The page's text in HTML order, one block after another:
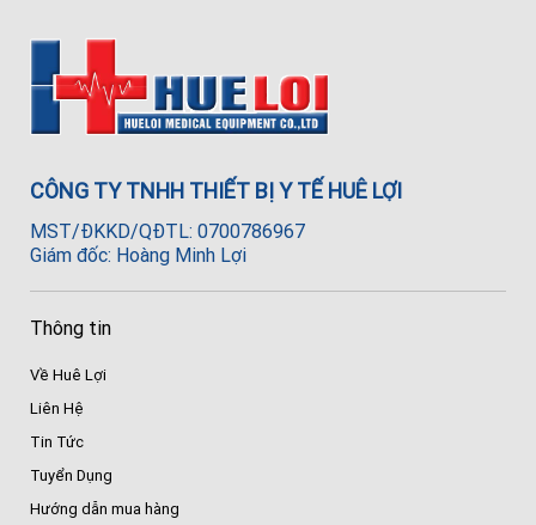
CÔNG TY TNHH THIẾT BỊ Y TẾ HUÊ LỢI
MST/ĐKKD/QĐTL: 0700786967
Giám đốc: Hoàng Minh Lợi
Thông tin
Về Huê Lợi
Liên Hệ
Tin Tức
Tuyển Dụng
Hướng dẫn mua hàng